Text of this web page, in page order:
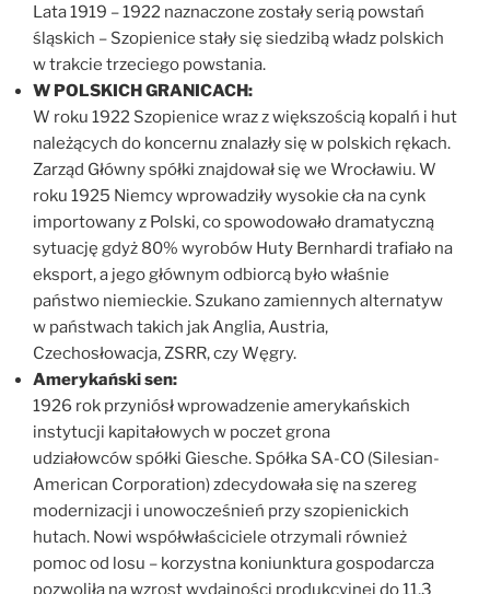
Lata 1919 – 1922 naznaczone zostały serią powstań
śląskich – Szopienice stały się siedzibą władz polskich
w trakcie trzeciego powstania.
W POLSKICH GRANICACH:
W roku 1922 Szopienice wraz z większością kopalń i hut
należących do koncernu znalazły się w polskich rękach.
Zarząd Główny spółki znajdował się we Wrocławiu. W
roku 1925 Niemcy wprowadziły wysokie cła na cynk
importowany z Polski, co spowodowało dramatyczną
sytuację gdyż 80% wyrobów Huty Bernhardi trafiało na
eksport, a jego głównym odbiorcą było właśnie
państwo niemieckie. Szukano zamiennych alternatyw
w państwach takich jak Anglia, Austria,
Czechosłowacja, ZSRR, czy Węgry.
Amerykański sen:
1926 rok przyniósł wprowadzenie amerykańskich
instytucji kapitałowych w poczet grona
udziałowców spółki Giesche. Spółka SA-CO (Silesian-
American Corporation) zdecydowała się na szereg
modernizacji i unowocześnień przy szopienickich
hutach. Nowi współwłaściciele otrzymali również
pomoc od losu – korzystna koniunktura gospodarcza
pozwoliła na wzrost wydajności produkcyjnej do 11,3